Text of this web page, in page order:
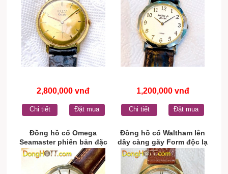
2,800,000 vnđ
Chi tiết Đặt mua
1,200,000 vnđ
Chi tiết Đặt mua
Đồng hồ cổ Omega
Seamaster phiên bản đặc
biệt Automatic bọc vàng
toàn thân chính hãng
Thụy Sỹ
Đồng hồ cổ Waltham lên
dây càng gãy Form độc lạ
lacke vàng 18k chính hãng
Thụy Sĩ